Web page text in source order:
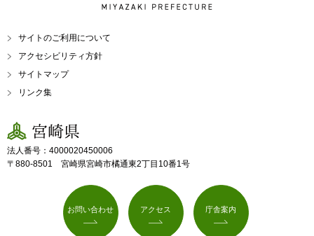
MIYAZAKI PREFECTURE
サイトのご利用について
アクセシビリティ方針
サイトマップ
リンク集
宮崎県
法人番号：4000020450006
〒880-8501 宮崎県宮崎市橘通東2丁目10番1号
お問い合わせ アクセス 庁舎案内